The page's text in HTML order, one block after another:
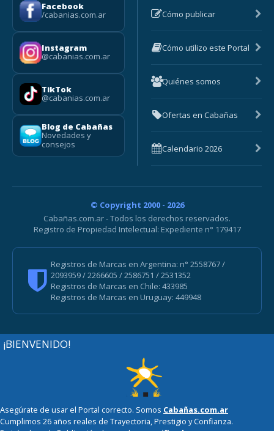
Facebook
/cabanias.com.ar
Instagram
@cabanias.com.ar
TikTok
@cabanias.com.ar
Blog de Cabañas
Novedades y
consejos
Cómo publicar
Cómo utilizo este Portal
Quiénes somos
Ofertas en Cabañas
Calendario 2026
© Copyright 2000 - 2026
Cabañas.com.ar - Todos los derechos reservados.
Registro de Propiedad Intelectual: Expediente n° 179417
Registros de Marcas en Argentina: n° 2558767 /
2093959 / 2266605 / 2586751 / 2531352
Registros de Marcas en Chile: 433985
Registros de Marcas en Uruguay: 449948
¡BIENVENIDO!
Asegúrate de usar el Portal correcto. Somos Cabañas.com.ar
Cumplimos 26 años reales de Trayectoria, Prestigio y Confianza.